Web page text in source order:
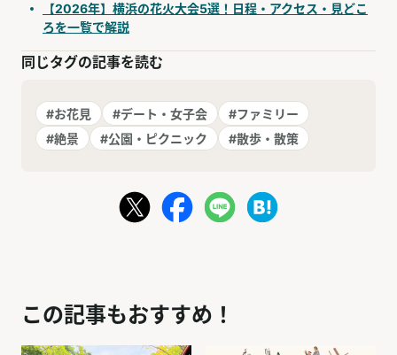
【2026年】横浜の花火大会5選！日程・アクセス・見どこ
ろを一覧で解説
同じタグの記事を読む
#お花見 #デート・女子会
#ファミリー
#絶景
#公園・ピクニック #散歩・散策
この記事もおすすめ！